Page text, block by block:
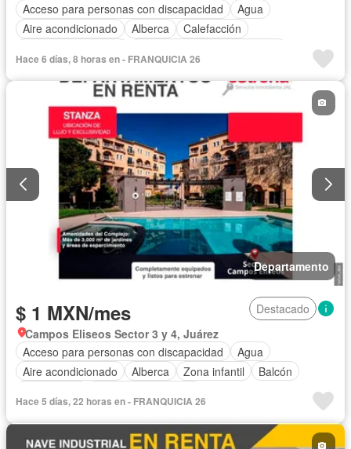
Acceso para personas con discapacidad
Agua
Aire acondicionado
Alberca
Calefacción
Cocina equipada
Cocina integral
Electricidad
Elevador Estacionamiento
Gas natural
Internet
Recámara con closet
Vista panorámica
Hace 6 días, 8 horas en - FRANQUICIA 26
Departamento
$ 1 MXN/mes
Destacado
Campos Eliseos Sector 3 y 4, Juárez
Acceso para personas con discapacidad
Agua
Aire acondicionado
Alberca Zona infantil
Balcón
Circuito cerrado de televisión
Cocina equipada
Cocina integral
Cuarto de servicio
Electricidad
Hace 5 días, 22 horas en - FRANQUICIA 26